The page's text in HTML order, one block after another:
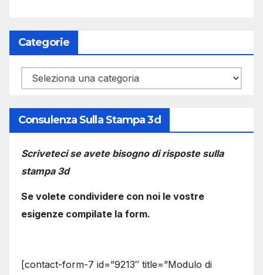
Categorie
Categorie
Consulenza Sulla Stampa 3d
Scriveteci se avete bisogno di risposte sulla
stampa 3d
Se volete condividere con noi le vostre
esigenze compilate la form.
[contact-form-7 id=”9213″ title=”Modulo di